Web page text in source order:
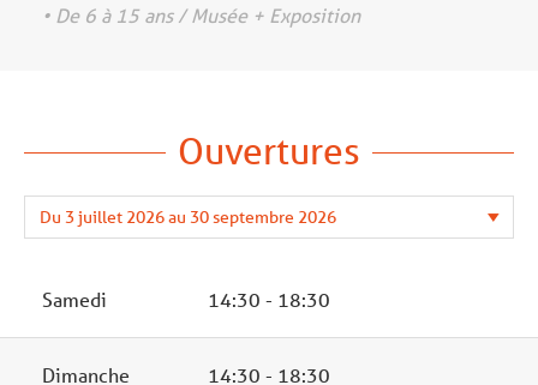
• De 6 à 15 ans / Musée + Exposition
Ouvertures
Samedi 14:30 - 18:30
Dimanche 14:30 - 18:30